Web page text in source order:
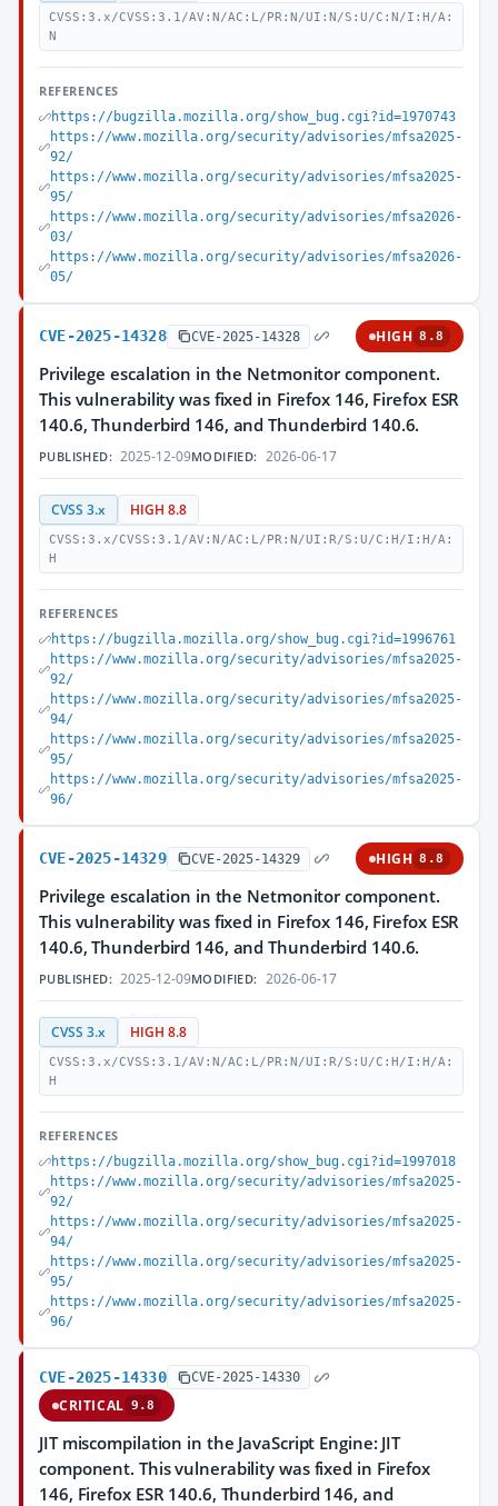
CVSS:3.x/CVSS:3.1/AV:N/AC:L/PR:N/UI:N/S:U/C:N/I:H/A:
N
REFERENCES
https://bugzilla.mozilla.org/show_bug.cgi?id=1970743
https://www.mozilla.org/security/advisories/mfsa2025-
92/
https://www.mozilla.org/security/advisories/mfsa2025-
95/
https://www.mozilla.org/security/advisories/mfsa2026-
03/
https://www.mozilla.org/security/advisories/mfsa2026-
05/
CVE-2025-14328 CVE-2025-14328 HIGH 8.8
Privilege escalation in the Netmonitor component.
This vulnerability was fixed in Firefox 146, Firefox ESR
140.6, Thunderbird 146, and Thunderbird 140.6.
PUBLISHED: 2025-12-09MODIFIED: 2026-06-17
CVSS 3.x HIGH 8.8
CVSS:3.x/CVSS:3.1/AV:N/AC:L/PR:N/UI:R/S:U/C:H/I:H/A:
H
REFERENCES
https://bugzilla.mozilla.org/show_bug.cgi?id=1996761
https://www.mozilla.org/security/advisories/mfsa2025-
92/
https://www.mozilla.org/security/advisories/mfsa2025-
94/
https://www.mozilla.org/security/advisories/mfsa2025-
95/
https://www.mozilla.org/security/advisories/mfsa2025-
96/
CVE-2025-14329 CVE-2025-14329 HIGH 8.8
Privilege escalation in the Netmonitor component.
This vulnerability was fixed in Firefox 146, Firefox ESR
140.6, Thunderbird 146, and Thunderbird 140.6.
PUBLISHED: 2025-12-09MODIFIED: 2026-06-17
CVSS 3.x HIGH 8.8
CVSS:3.x/CVSS:3.1/AV:N/AC:L/PR:N/UI:R/S:U/C:H/I:H/A:
H
REFERENCES
https://bugzilla.mozilla.org/show_bug.cgi?id=1997018
https://www.mozilla.org/security/advisories/mfsa2025-
92/
https://www.mozilla.org/security/advisories/mfsa2025-
94/
https://www.mozilla.org/security/advisories/mfsa2025-
95/
https://www.mozilla.org/security/advisories/mfsa2025-
96/
CVE-2025-14330 CVE-2025-14330
CRITICAL 9.8
JIT miscompilation in the JavaScript Engine: JIT
component. This vulnerability was fixed in Firefox
146, Firefox ESR 140.6, Thunderbird 146, and